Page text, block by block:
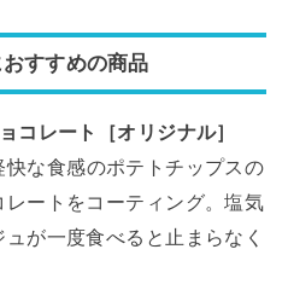
すすめの商品
コレート［オリジナル］
快な食感のポテトチップスの
ートをコーティング。塩気
が一度食べると止まらなく